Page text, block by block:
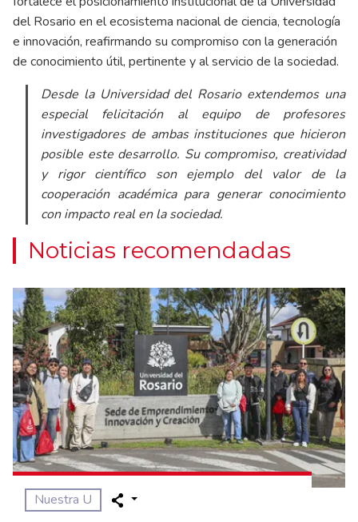
del Rosario en el ecosistema nacional de ciencia, tecnología
e innovación, reafirmando su compromiso con la generación
de conocimiento útil, pertinente y al servicio de la sociedad.
Desde la Universidad del Rosario extendemos una
especial felicitación al equipo de profesores
investigadores de ambas instituciones que hicieron
posible este desarrollo. Su compromiso, creatividad
y rigor científico son ejemplo del valor de la
cooperación académica para generar conocimiento
con impacto real en la sociedad.
Noticias recomendadas
Nuestra U